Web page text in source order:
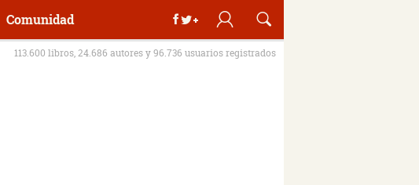
Comunidad
113.600 libros, 24.686 autores y 96.736 usuarios registrados